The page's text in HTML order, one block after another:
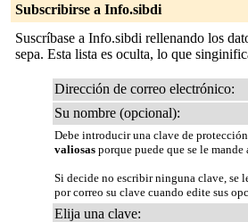
Subscribirse a Info.sibdi
Suscríbase a Info.sibdi rellenando los
sepa. Esta lista es oculta, lo que
Dirección de correo electrónico:
Su nombre (opcional):
Debe introducir una clave de
valiosas porque puede que se le
Si decide no escribir ninguna clave, se
por correo su clave cuando edite sus
Elija una clave: